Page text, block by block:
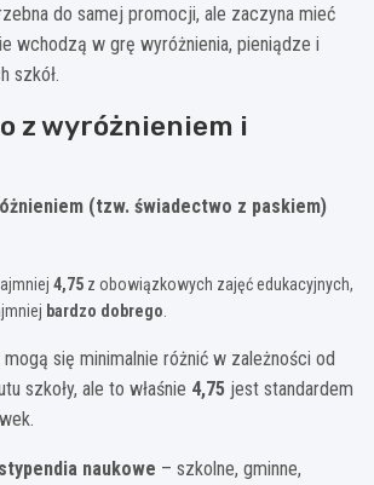
do samej promocji, ale zaczyna mieć
wchodzą w grę wyróżnienia, pieniądze i
szkół.
z wyróżnieniem i
(tzw. świadectwo z paskiem)
4,75 z obowiązkowych zajęć edukacyjnych,
bardzo dobrego
się minimalnie różnić w zależności od
szkoły, ale to właśnie 4,75 jest standardem
stypendia naukowe – szkolne, gminne,